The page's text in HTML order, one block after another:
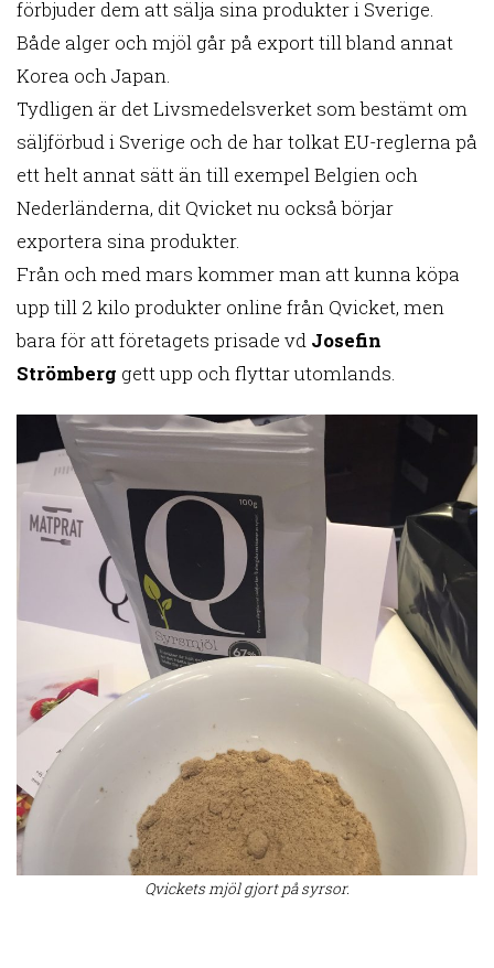
förbjuder dem att sälja sina produkter i Sverige.
Både alger och mjöl går på export till bland annat
Korea och Japan.
Tydligen är det Livsmedelsverket som bestämt om
säljförbud i Sverige och de har tolkat EU-reglerna på
ett helt annat sätt än till exempel Belgien och
Nederländerna, dit Qvicket nu också börjar
exportera sina produkter.
Från och med mars kommer man att kunna köpa
upp till 2 kilo produkter online från Qvicket, men
bara för att företagets prisade vd Josefin
Strömberg gett upp och flyttar utomlands.
Qvickets mjöl gjort på syrsor.